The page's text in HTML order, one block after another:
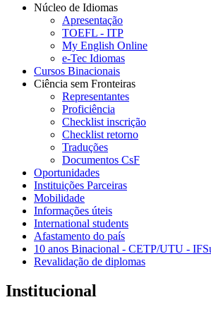
Núcleo de Idiomas
Apresentação
TOEFL - ITP
My English Online
e-Tec Idiomas
Cursos Binacionais
Ciência sem Fronteiras
Representantes
Proficiência
Checklist inscrição
Checklist retorno
Traduções
Documentos CsF
Oportunidades
Instituições Parceiras
Mobilidade
Informações úteis
International students
Afastamento do país
10 anos Binacional - CETP/UTU -
Revalidação de diplomas
Institucional